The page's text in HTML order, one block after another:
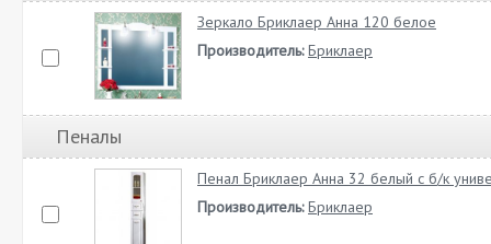
Зеркало Бриклаер Анна 120 белое
Производитель: Бриклаер
Пеналы
Пенал Бриклаер Анна 32 белый с б/к
Производитель: Бриклаер